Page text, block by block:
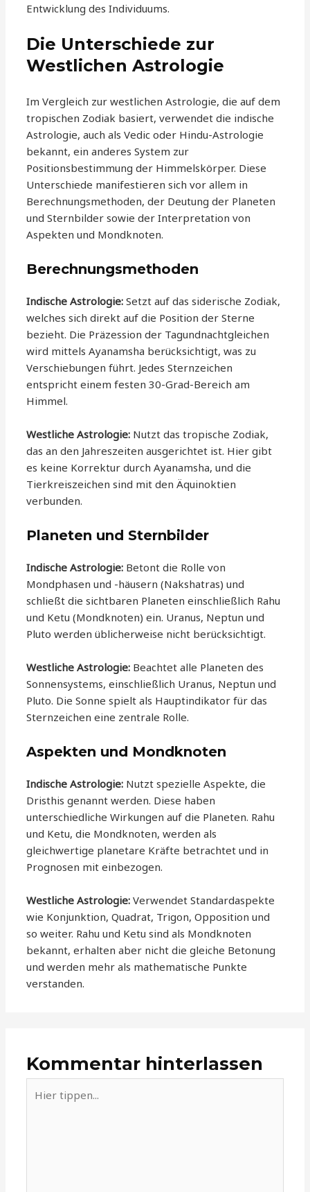
Entwicklung des Individuums.
Die Unterschiede zur
Westlichen Astrologie
Im Vergleich zur westlichen Astrologie, die auf dem
tropischen Zodiak basiert, verwendet die indische
Astrologie, auch als Vedic oder Hindu-Astrologie
bekannt, ein anderes System zur
Positionsbestimmung der Himmelskörper. Diese
Unterschiede manifestieren sich vor allem in
Berechnungsmethoden, der Deutung der Planeten
und Sternbilder sowie der Interpretation von
Aspekten und Mondknoten.
Berechnungsmethoden
Indische Astrologie: Setzt auf das siderische Zodiak,
welches sich direkt auf die Position der Sterne
bezieht. Die Präzession der Tagundnachtgleichen
wird mittels Ayanamsha berücksichtigt, was zu
Verschiebungen führt. Jedes Sternzeichen
entspricht einem festen 30-Grad-Bereich am
Himmel.
Westliche Astrologie: Nutzt das tropische Zodiak,
das an den Jahreszeiten ausgerichtet ist. Hier gibt
es keine Korrektur durch Ayanamsha, und die
Tierkreiszeichen sind mit den Äquinoktien
verbunden.
Planeten und Sternbilder
Indische Astrologie: Betont die Rolle von
Mondphasen und -häusern (Nakshatras) und
schließt die sichtbaren Planeten einschließlich Rahu
und Ketu (Mondknoten) ein. Uranus, Neptun und
Pluto werden üblicherweise nicht berücksichtigt.
Westliche Astrologie: Beachtet alle Planeten des
Sonnensystems, einschließlich Uranus, Neptun und
Pluto. Die Sonne spielt als Hauptindikator für das
Sternzeichen eine zentrale Rolle.
Aspekten und Mondknoten
Indische Astrologie: Nutzt spezielle Aspekte, die
Dristhis genannt werden. Diese haben
unterschiedliche Wirkungen auf die Planeten. Rahu
und Ketu, die Mondknoten, werden als
gleichwertige planetare Kräfte betrachtet und in
Prognosen mit einbezogen.
Westliche Astrologie: Verwendet Standardaspekte
wie Konjunktion, Quadrat, Trigon, Opposition und
so weiter. Rahu und Ketu sind als Mondknoten
bekannt, erhalten aber nicht die gleiche Betonung
und werden mehr als mathematische Punkte
verstanden.
Kommentar hinterlassen
tippen...